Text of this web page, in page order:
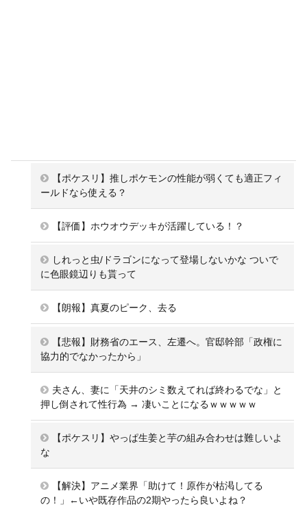
【ポケスリ】推しポケモンの性能が弱くても適正フィ
ールドなら使える？
【評価】ホウオウデッキが活躍している！？
しれっと虫/ドラゴンになって登場しないかな ついで
に色眼鏡辺りも貰って
【朗報】真夏のピーク、去る
【悲報】財務省のエース、左遷へ。官邸幹部「政権に
協力的でなかったから」
夫さん、妻に「天井のシミ数えてれば終わるでな」と
押し倒されて性行為 → 凄いことになるｗｗｗｗｗ
【ポケスリ】やっぱ生姜と芋の組み合わせは難しいよ
な
【解決】アニメ業界「助けて！原作が枯渇してる
の！」←いや既存作品の2期やったら良いよね？